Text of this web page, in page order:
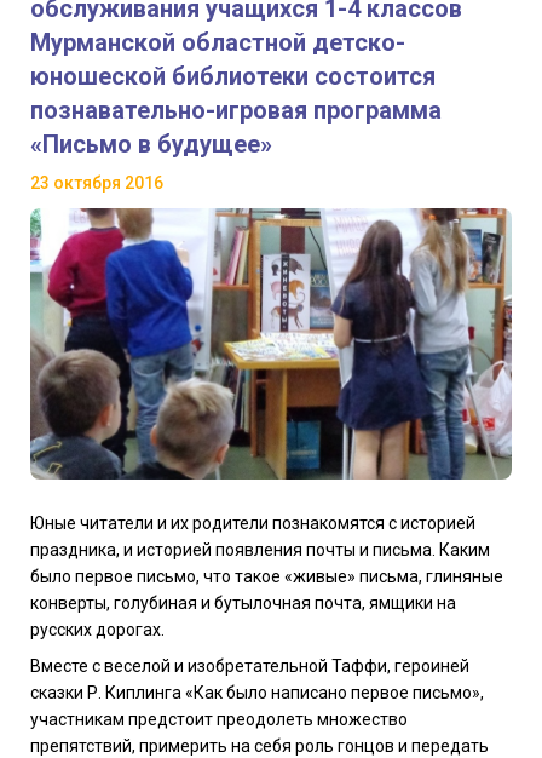
обслуживания учащихся 1-4 классов
Мурманской областной детско-
юношеской библиотеки состоится
познавательно-игровая программа
«Письмо в будущее»
23 октября 2016
Юные читатели и их родители познакомятся с историей
праздника, и историей появления почты и письма. Каким
было первое письмо, что такое «живые» письма, глиняные
конверты, голубиная и бутылочная почта, ямщики на
русских дорогах.
Вместе с веселой и изобретательной Таффи, героиней
сказки Р. Киплинга «Как было написано первое письмо»,
участникам предстоит преодолеть множество
препятствий, примерить на себя роль гонцов и передать